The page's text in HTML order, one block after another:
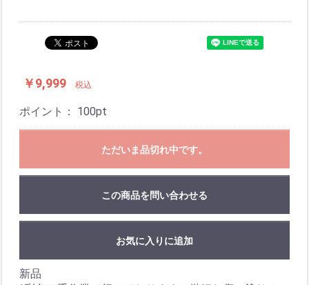
￥9,999 税込
ポイント： 100pt
ただいま品切れ中です。
この商品を問い合わせる
お気に入りに追加
新品